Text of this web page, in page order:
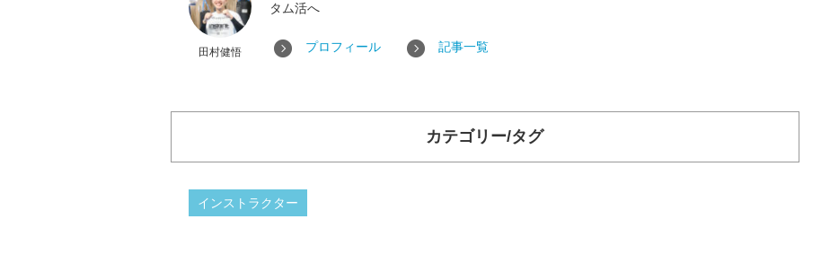
田村健悟
タム活へ
プロフィール 記事一覧
カテゴリー/タグ
インストラクター